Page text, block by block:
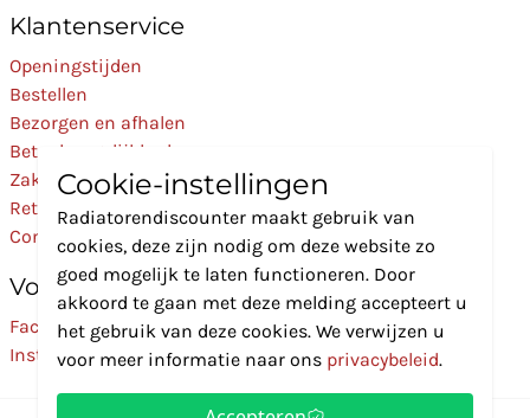
Klantenservice
Openingstijden
Bestellen
Bezorgen en afhalen
Betaalmogelijkheden
Zakelijk
Retourneren
Contact
Volg Ons
Facebook
Instagram
Cookie-instellingen
Radiatorendiscounter maakt gebruik van
cookies, deze zijn nodig om deze website zo
goed mogelijk te laten functioneren. Door
akkoord te gaan met deze melding accepteert u
het gebruik van deze cookies. We verwijzen u
voor meer informatie naar ons privacybeleid.